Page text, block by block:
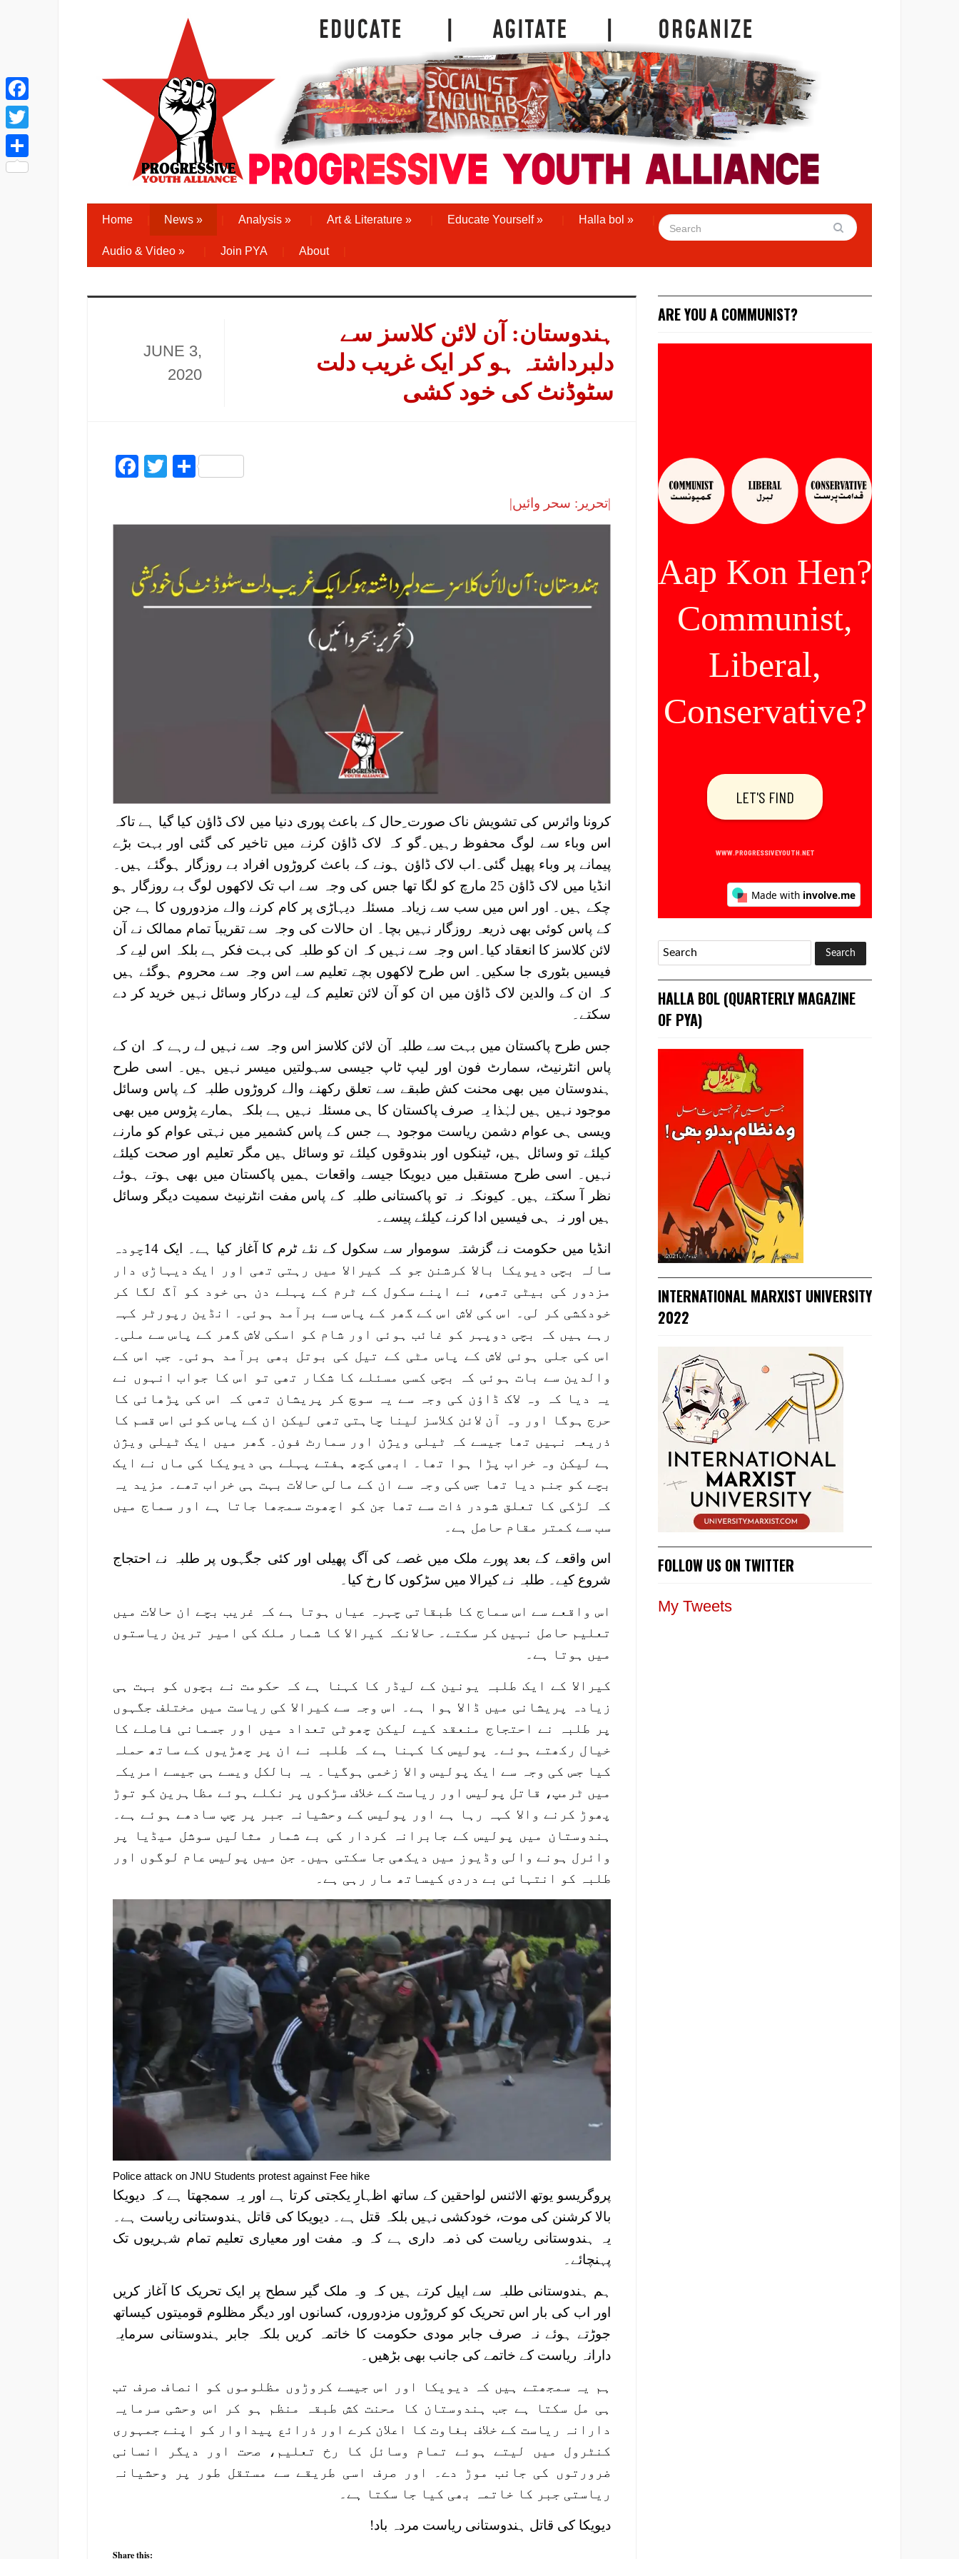
Home News » Analysis » Art & Literature » Educate Yourself» Halla bol »
Audio & Video » Join PYA About
JUNE 3,
2020
ہندوستان: آن لائن کلاسز سے
دلبرداشتہ ہو کر ایک غریب دلت
سٹوڈنٹ کی خود کشی
Facebook
Twitter
Share
|تحریر: سحر وائیں|
کرونا وائرس کی تشویش ناک صورت ِحال کے باعث پوری دنیا میں لاک ڈاؤن کیا گیا ہے تاکہ
اس وباء سے لوگ محفوظ رہیں۔گو کہ لاک ڈاؤن کرنے میں تاخیر کی گئی اور بہت بڑے
پیمانے پر وباء پھیل گئی۔اب لاک ڈاؤن ہونے کے باعث کروڑوں افراد بے روزگار ہوگئے ہیں۔
انڈیا میں لاک ڈاؤن 25 مارچ کو لگا تھا جس کی وجہ سے اب تک لاکھوں لوگ بے روزگار ہو
چکے ہیں۔ اور اس میں سب سے زیادہ مسئلہ دیہاڑی پر کام کرنے والے مزدوروں کا ہے جن
کے پاس کوئی بھی ذریعہ روزگار نہیں بچا۔ ان حالات کی وجہ سے تقریباََ تمام ممالک نے آن
لائن کلاسز کا انعقاد کیا۔اس وجہ سے نہیں کہ ان کو طلبہ کی بہت فکر ہے بلکہ اس لیے کہ
فیسیں بٹوری جا سکیں۔ اس طرح لاکھوں بچے تعلیم سے اس وجہ سے محروم ہوگئے ہیں
کہ ان کے والدین لاک ڈاؤن میں ان کو آن لائن تعلیم کے لیے درکار وسائل نہیں خرید کر دے
سکتے۔
جس طرح پاکستان میں بہت سے طلبہ آن لائن کلاسز اس وجہ سے نہیں لے رہے کہ ان کے
پاس انٹرنیٹ، سمارٹ فون اور لیپ ٹاپ جیسی سہولتیں میسر نہیں ہیں۔ اسی طرح
ہندوستان میں بھی محنت کش طبقے سے تعلق رکھنے والے کروڑوں طلبہ کے پاس وسائل
موجود نہیں ہیں لہٰذا یہ صرف پاکستان کا ہی مسئلہ نہیں ہے بلکہ ہمارے پڑوس میں بھی
ویسی ہی عوام دشمن ریاست موجود ہے جس کے پاس کشمیر میں نہتی عوام کو مارنے
کیلئے تو وسائل ہیں، ٹینکوں اور بندوقوں کیلئے تو وسائل ہیں مگر تعلیم اور صحت کیلئے
نہیں۔ اسی طرح مستقبل میں دیویکا جیسے واقعات ہمیں پاکستان میں بھی ہوتے ہوئے
نظر آ سکتے ہیں۔ کیونکہ نہ تو پاکستانی طلبہ کے پاس مفت انٹرنیٹ سمیت دیگر وسائل
ہیں اور نہ ہی فیسیں ادا کرنے کیلئے پیسے۔
انڈیا میں حکومت نے گزشتہ سوموار سے سکول کے نئے ٹرم کا آغاز کیا ہے۔ ایک 14چودہ
سالہ بچی دیویکا بالا کرشنن جو کہ کیرالا میں رہتی تھی اور ایک دیہاڑی دار
مزدور کی بیٹی تھی، نے اپنے سکول کے ٹرم کے پہلے دن ہی خود کو آگ لگا کر
خودکشی کر لی۔ اس کی لاش اس کے گھر کے پاس سے برآمد ہوئی۔ انڈین رپورٹر کہہ
رہے ہیں کہ بچی دوپہر کو غائب ہوئی اور شام کو اسکی لاش گھر کے پاس سے ملی۔
اس کی جلی ہوئی لاش کے پاس مٹی کے تیل کی بوتل بھی برآمد ہوئی۔ جب اس کے
والدین سے بات ہوئی کہ بچی کسی مسئلے کا شکار تھی تو اس کا جواب انہوں نے
یہ دیا کہ وہ لاک ڈاؤن کی وجہ سے یہ سوچ کر پریشان تھی کہ اس کی پڑھائی کا
حرج ہوگا اور وہ آن لائن کلاسز لینا چاہتی تھی لیکن ان کے پاس کوئی اس قسم کا
ذریعہ نہیں تھا جیسے کہ ٹیلی ویژن اور سمارٹ فون۔ گھر میں ایک ٹیلی ویژن
ہے لیکن وہ خراب پڑا ہوا تھا۔ ابھی کچھ ہفتے پہلے ہی دیویکا کی ماں نے ایک
بچے کو جنم دیا تھا جس کی وجہ سے ان کے مالی حالات بہت ہی خراب تھے۔ مزید یہ
کہ لڑکی کا تعلق شودر ذات سے تھا جن کو اچھوت سمجھا جاتا ہے اور سماج میں
سب سے کمتر مقام حاصل ہے۔
اس واقعے کے بعد پورے ملک میں غصے کی آگ پھیلی اور کئی جگہوں پر طلبہ نے احتجاج
شروع کیے۔ طلبہ نے کیرالا میں سڑکوں کا رخ کیا۔
اس واقعے سے اس سماج کا طبقاتی چہرہ عیاں ہوتا ہے کہ غریب بچے ان حالات میں
تعلیم حاصل نہیں کر سکتے۔ حالانکہ کیرالا کا شمار ملک کی امیر ترین ریاستوں
میں ہوتا ہے۔
کیرالا کے ایک طلبہ یونین کے لیڈر کا کہنا ہے کہ حکومت نے بچوں کو بہت ہی
زیادہ پریشانی میں ڈالا ہوا ہے۔ اس وجہ سے کیرالا کی ریاست میں مختلف جگہوں
پر طلبہ نے احتجاج منعقد کیے لیکن چھوٹی تعداد میں اور جسمانی فاصلے کا
خیال رکھتے ہوئے۔ پولیس کا کہنا ہے کہ طلبہ نے ان پر چھڑیوں کے ساتھ حملہ
کیا جس کی وجہ سے ایک پولیس والا زخمی ہوگیا۔ یہ بالکل ویسے ہی جیسے امریکہ
میں ٹرمپ، قاتل پولیس اور ریاست کے خلاف سڑکوں پر نکلے ہوئے مظاہرین کو توڑ
پھوڑ کرنے والا کہہ رہا ہے اور پولیس کے وحشیانہ جبر پر چپ سادھے ہوئے ہے۔
ہندوستان میں پولیس کے جابرانہ کردار کی بے شمار مثالیں سوشل میڈیا پر
وائرل ہونے والی وڈیوز میں دیکھی جا سکتی ہیں۔ جن میں پولیس عام لوگوں اور
طلبہ کو انتہائی بے دردی کیساتھ مار رہی ہے۔
Police attack on JNU Students protest against Fee hike
پروگریسو یوتھ الائنس لواحقین کے ساتھ اظہارِ یکجتی کرتا ہے اور یہ سمجھتا ہے کہ دیویکا
بالا کرشنن کی موت، خودکشی نہیں بلکہ قتل ہے۔ دیویکا کی قاتل ہندوستانی ریاست ہے۔
یہ ہندوستانی ریاست کی ذمہ داری ہے کہ وہ مفت اور معیاری تعلیم تمام شہریوں تک
پہنچائے۔
ہم ہندوستانی طلبہ سے اپیل کرتے ہیں کہ وہ ملک گیر سطح پر ایک تحریک کا آغاز کریں
اور اب کی بار اس تحریک کو کروڑوں مزدوروں، کسانوں اور دیگر مظلوم قومیتوں کیساتھ
جوڑتے ہوئے نہ صرف جابر مودی حکومت کا خاتمہ کریں بلکہ جابر ہندوستانی سرمایہ
دارانہ ریاست کے خاتمے کی جانب بھی بڑھیں۔
ہم یہ سمجھتے ہیں کہ دیویکا اور اس جیسے کروڑوں مظلوموں کو انصاف صرف تب
ہی مل سکتا ہے جب ہندوستان کا محنت کش طبقہ منظم ہو کر اس وحشی سرمایہ
دارانہ ریاست کے خلاف بغاوت کا اعلان کرے اور ذرائع پیداوار کو اپنے جمہوری
کنٹرول میں لیتے ہوئے تمام وسائل کا رخ تعلیم، صحت اور دیگر انسانی
ضرورتوں کی جانب موڑ دے۔ اور صرف اسی طریقے سے مستقل طور پر وحشیانہ
ریاستی جبر کا خاتمہ بھی کیا جا سکتا ہے۔
دیویکا کی قاتل ہندوستانی ریاست مردہ باد!
Share this:
ARE YOU A COMMUNIST?
HALLA BOL (QUARTERLY MAGAZINE
OF PYA)
INTERNATIONAL MARXIST UNIVERSITY
2022
FOLLOW US ON TWITTER
My Tweets
Facebook
Twitter
Share